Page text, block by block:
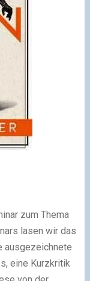
zum Thema
lasen wir das
ausgezeichnete
eine Kurzkritik